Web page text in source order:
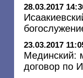
28.03.2017
23.03.2017
Мединский:
договор по